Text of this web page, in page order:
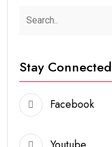
Stay Connected
Facebook